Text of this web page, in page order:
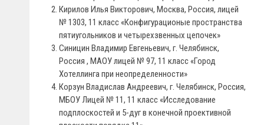
Кирилов Илья Викторович, Москва, Россия, лицей
№ 1303, 11 класс «Конфигурационые пространства
пятиугольников и четырехзвенных цепочек»
Синицин Владимир Евгеньевич, г. Челябинск,
Россия , МАОУ лицей № 97, 11 класс «Город
Хотеллинга при неопределенности»
Корзун Владислав Андреевич, г. Челябинск, Россия,
МБОУ Лицей № 11, 11 класс «Исследование
подплоскостей и 5-дуг в конечной проективной